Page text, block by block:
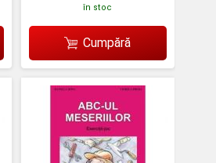
în stoc
Cumpără